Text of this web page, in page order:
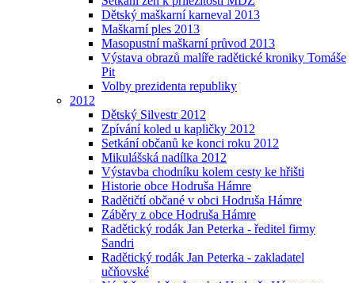
Dětský maškarní karneval 2013
Maškarní ples 2013
Masopustní maškarní průvod 2013
Výstava obrazů malíře radětické kroniky Tomáše
Pit
Volby prezidenta republiky
2012
Dětský Silvestr 2012
Zpívání koled u kapličky 2012
Setkání občanů ke konci roku 2012
Mikulášská nadílka 2012
Výstavba chodníku kolem cesty ke hřišti
Historie obce Hodruša Hámre
Radětičtí občané v obci Hodruša Hámre
Záběry z obce Hodruša Hámre
Radětický rodák Jan Peterka - ředitel firmy
Sandri
Radětický rodák Jan Peterka - zakladatel
učňovské